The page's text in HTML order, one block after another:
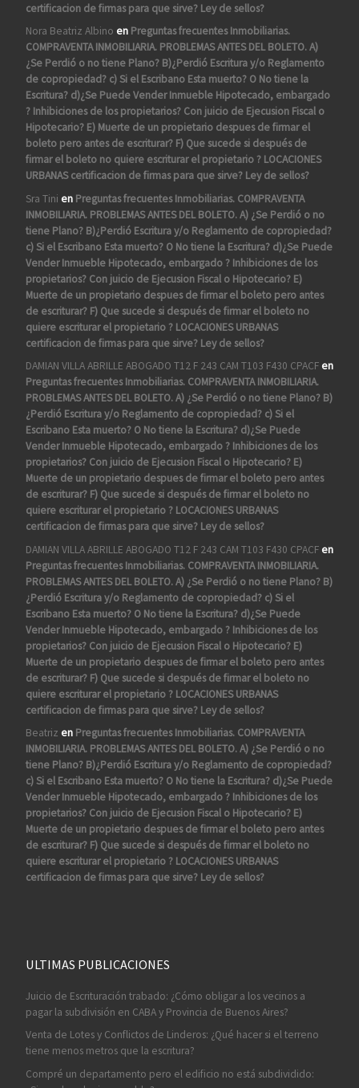
certificacion de firmas para que sirve? Ley de sellos?
Nora Beatriz Albino en Preguntas frecuentes Inmobiliarias.
COMPRAVENTA INMOBILIARIA. PROBLEMAS ANTES DEL BOLETO. A)
¿Se Perdió o no tiene Plano? B)¿Perdió Escritura y/o Reglamento
de copropiedad? c) Si el Escribano Esta muerto? O No tiene la
Escritura? d)¿Se Puede Vender Inmueble Hipotecado, embargado
? Inhibiciones de los propietarios? Con juicio de Ejecusion Fiscal o
Hipotecario? E) Muerte de un propietario despues de firmar el
boleto pero antes de escriturar? F) Que sucede si después de
firmar el boleto no quiere escriturar el propietario ? LOCACIONES
URBANAS certificacion de firmas para que sirve? Ley de sellos?
Sra Tini en Preguntas frecuentes Inmobiliarias. COMPRAVENTA
INMOBILIARIA. PROBLEMAS ANTES DEL BOLETO. A) ¿Se Perdió o no
tiene Plano? B)¿Perdió Escritura y/o Reglamento de copropiedad?
c) Si el Escribano Esta muerto? O No tiene la Escritura? d)¿Se Puede
Vender Inmueble Hipotecado, embargado ? Inhibiciones de los
propietarios? Con juicio de Ejecusion Fiscal o Hipotecario? E)
Muerte de un propietario despues de firmar el boleto pero antes
de escriturar? F) Que sucede si después de firmar el boleto no
quiere escriturar el propietario ? LOCACIONES URBANAS
certificacion de firmas para que sirve? Ley de sellos?
DAMIAN VILLA ABRILLE ABOGADO T12 F 243 CAM T103 F430 CPACFen
Preguntas frecuentes Inmobiliarias. COMPRAVENTA INMOBILIARIA.
PROBLEMAS ANTES DEL BOLETO. A) ¿Se Perdió o no tiene Plano? B)
¿Perdió Escritura y/o Reglamento de copropiedad? c) Si el
Escribano Esta muerto? O No tiene la Escritura? d)¿Se Puede
Vender Inmueble Hipotecado, embargado ? Inhibiciones de los
propietarios? Con juicio de Ejecusion Fiscal o Hipotecario? E)
Muerte de un propietario despues de firmar el boleto pero antes
de escriturar? F) Que sucede si después de firmar el boleto no
quiere escriturar el propietario ? LOCACIONES URBANAS
certificacion de firmas para que sirve? Ley de sellos?
DAMIAN VILLA ABRILLE ABOGADO T12 F 243 CAM T103 F430 CPACFen
Preguntas frecuentes Inmobiliarias. COMPRAVENTA INMOBILIARIA.
PROBLEMAS ANTES DEL BOLETO. A) ¿Se Perdió o no tiene Plano? B)
¿Perdió Escritura y/o Reglamento de copropiedad? c) Si el
Escribano Esta muerto? O No tiene la Escritura? d)¿Se Puede
Vender Inmueble Hipotecado, embargado ? Inhibiciones de los
propietarios? Con juicio de Ejecusion Fiscal o Hipotecario? E)
Muerte de un propietario despues de firmar el boleto pero antes
de escriturar? F) Que sucede si después de firmar el boleto no
quiere escriturar el propietario ? LOCACIONES URBANAS
certificacion de firmas para que sirve? Ley de sellos?
Beatriz en Preguntas frecuentes Inmobiliarias. COMPRAVENTA
INMOBILIARIA. PROBLEMAS ANTES DEL BOLETO. A) ¿Se Perdió o no
tiene Plano? B)¿Perdió Escritura y/o Reglamento de copropiedad?
c) Si el Escribano Esta muerto? O No tiene la Escritura? d)¿Se Puede
Vender Inmueble Hipotecado, embargado ? Inhibiciones de los
propietarios? Con juicio de Ejecusion Fiscal o Hipotecario? E)
Muerte de un propietario despues de firmar el boleto pero antes
de escriturar? F) Que sucede si después de firmar el boleto no
quiere escriturar el propietario ? LOCACIONES URBANAS
certificacion de firmas para que sirve? Ley de sellos?
ULTIMAS PUBLICACIONES
Juicio de Escrituración trabado: ¿Cómo obligar a los vecinos a
pagar la subdivisión en CABA y Provincia de Buenos Aires?
Venta de Lotes y Conflictos de Linderos: ¿Qué hacer si el terreno
tiene menos metros que la escritura?
Compré un departamento pero el edificio no está subdividido: